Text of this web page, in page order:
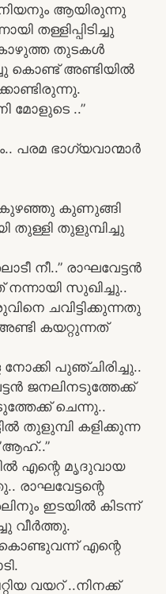
ആയിരുന്നു
തള്ളിപ്പിടിച്ചു
തുടകൾ
കൊണ്ട് അണ്ടിയിൽ
മോളുടെ ..”
പരമ ഭാഗ്യവാന്മാർ
കുഴഞ്ഞു കുണുങ്ങി
തുള്ളി തുളുമ്പിച്ചു
നീ..” രാഘവേട്ടൻ
സുഖിച്ചു..
ചവിട്ടിക്കുന്നതു
കയറ്റുന്നത്‌
പുഞ്ചിരിച്ചു..
ജനലിനടുത്തേക്ക്‌
ചെന്നു..
തുളുമ്പി കളിക്കുന്ന
എന്റെ മൃദുവായ
ഇടയിൽ കിടന്ന്‌
വീര്‍ത്തു.
കൊണ്ടുവന്ന്‌ എന്റെ
വയറ്‌ ..നിനക്ക്‌